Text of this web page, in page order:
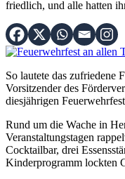
friedlich, und alle hatten
So lautete das zufriedene
Vorsitzender des
diesjährigen
Rund um die Wache in
Veranstaltungstagen
Cocktailbar, drei
Kinderprogramm lockten